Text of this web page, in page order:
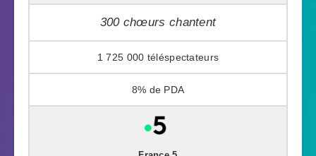
300 chœurs chantent
1 725 000
8%